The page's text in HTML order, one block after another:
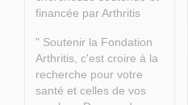
financée par Arthritis
" Soutenir la Fondation
Arthritis, c'est croire à la
recherche pour votre
santé et celles de vos